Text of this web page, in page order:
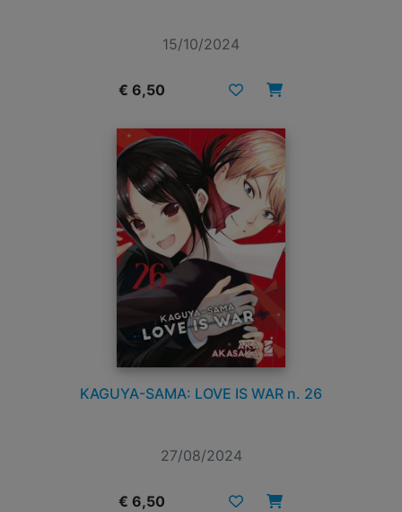
15/10/2024
€ 6,50
KAGUYA-SAMA: LOVE IS WAR n. 26
27/08/2024
€ 6,50